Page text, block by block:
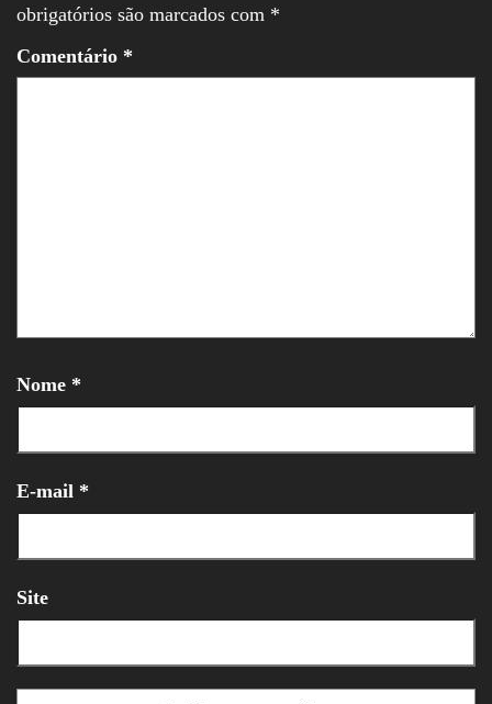
obrigatórios são marcados com *
Comentário *
Nome *
E-mail *
Site